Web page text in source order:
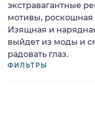
экстравагантные
мотивы, роскошная
Изящная и
выйдет из моды и
радовать глаз.
ФИЛЬТРЫ